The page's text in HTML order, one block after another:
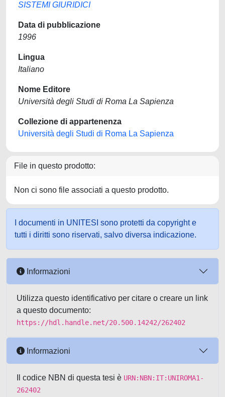
SISTEMI GIURIDICI
Data di pubblicazione
1996
Lingua
Italiano
Nome Editore
Università degli Studi di Roma La Sapienza
Collezione di appartenenza
Università degli Studi di Roma La Sapienza
File in questo prodotto:
Non ci sono file associati a questo prodotto.
I documenti in UNITESI sono protetti da copyright e
tutti i diritti sono riservati, salvo diversa indicazione.
Informazioni
Utilizza questo identificativo per citare o creare un link
a questo documento:
https://hdl.handle.net/20.500.14242/262402
Informazioni
Il codice NBN di questa tesi è URN:NBN:IT:UNIROMA1-
262402